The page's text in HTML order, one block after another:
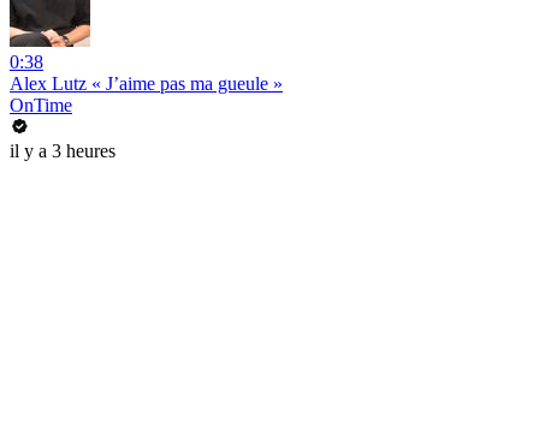
0:38
Alex Lutz « J’aime pas ma gueule »
OnTime
il y a 3 heures